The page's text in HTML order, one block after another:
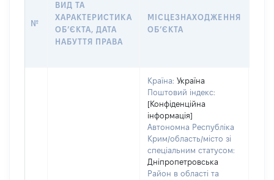
№
ВИД ТА
ХАРАКТЕРИСТИКА
ОБʼЄКТА, ДАТА
НАБУТТЯ ПРАВА
МІСЦЕЗНАХОДЖЕННЯ
ОБʼЄКТА
Країна: Україна
Поштовий індекс:
[Конфіденційна
інформація]
Автономна Республіка
Крим/область/місто зі
спеціальним статусом:
Дніпропетровська
Район в області та